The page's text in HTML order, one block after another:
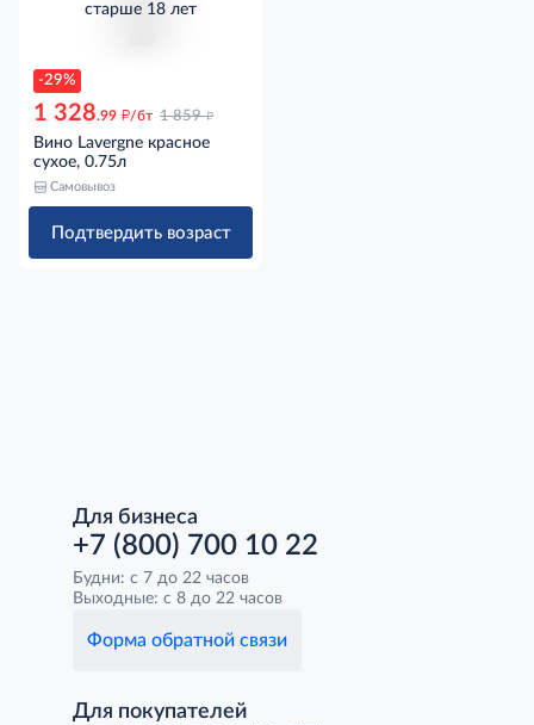
-29%
старше 18 лет
1 328.99 д/бт 1 859 д
Вино Lavergne красное
сухое, 0.75л
Самовывоз
Подтвердить возраст
Для бизнеса
+7 (800) 700 10 22
Будни: с 7 до 22 часов
Выходные: с 8 до 22 часов
Форма обратной связи
Для покупателей